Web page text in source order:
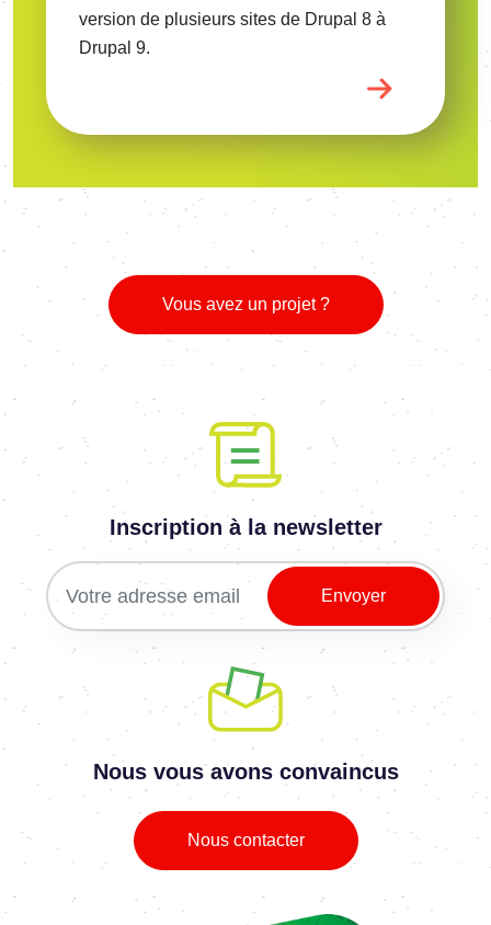
version de plusieurs sites de Drupal 8 à
Drupal 9.
Vous avez un projet ?
Inscription à la newsletter
Nous vous avons convaincus
Nous contacter